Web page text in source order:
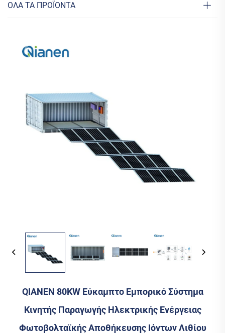
ΟΛΑ ΤΑ ΠΡΟΪΟΝΤΑ
QIANEN 80KW Εύκαμπτο Εμπορικό Σύστημα
Κινητής Παραγωγής Ηλεκτρικής Ενέργειας
Φωτοβολταϊκής Αποθήκευσης Ιόντων Λιθίου